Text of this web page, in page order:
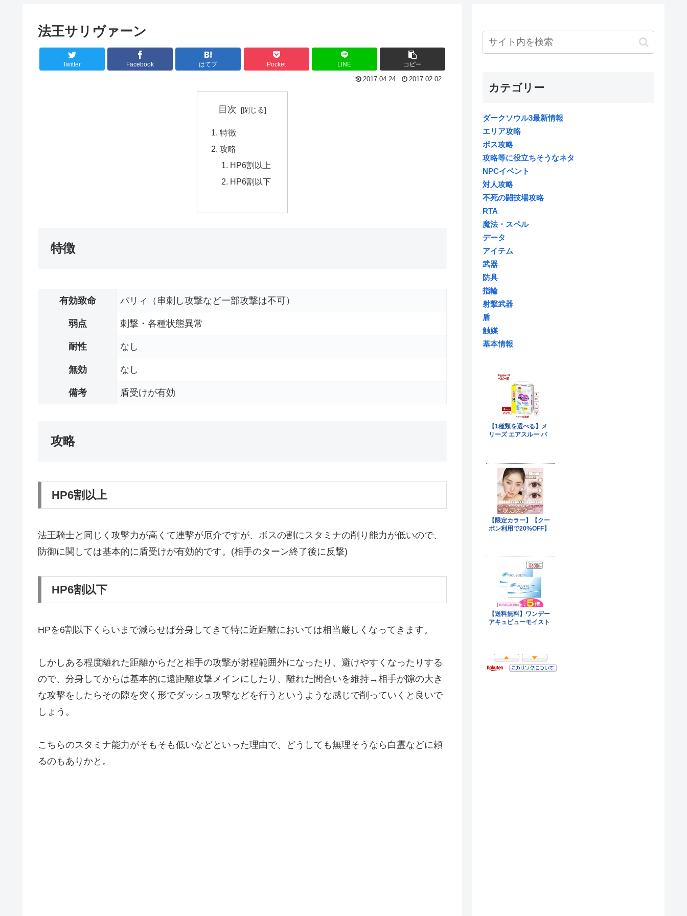
法王サリヴァーン
Twitter Facebook はてブ Pocket LINE コピー
2017.04.24 2017.02.02
目次
特徴
攻略
HP6割以上
HP6割以下
特徴
有効致命 パリィ（串刺し攻撃など一部攻撃は不可）
弱点 刺撃・各種状態異常
耐性 なし
無効 なし
備考 盾受けが有効
攻略
HP6割以上
法王騎士と同じく攻撃力が高くて連撃が厄介ですが、ボスの割にスタミナの削り能力が低いので、
防御に関しては基本的に盾受けが有効的です。(相手のターン終了後に反撃)
HP6割以下
HPを6割以下くらいまで減らせば分身してきて特に近距離においては相当厳しくなってきます。
しかしある程度離れた距離からだと相手の攻撃が射程範囲外になったり、避けやすくなったりする
ので、分身してからは基本的に遠距離攻撃メインにしたり、離れた間合いを維持→相手が隙の大き
な攻撃をしたらその隙を突く形でダッシュ攻撃などを行うというような感じで削っていくと良いで
しょう。
こちらのスタミナ能力がそもそも低いなどといった理由で、どうしても無理そうなら白霊などに頼
るのもありかと。
カテゴリー
ダークソウル3最新情報
エリア攻略
ボス攻略
攻略等に役立ちそうなネタ
NPCイベント
対人攻略
不死の闘技場攻略
RTA
魔法・スペル
データ
アイテム
武器
防具
指輪
射撃武器
盾
触媒
基本情報